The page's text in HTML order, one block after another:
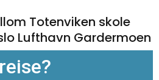
Totenviken skole
Lufthavn Gardermoen